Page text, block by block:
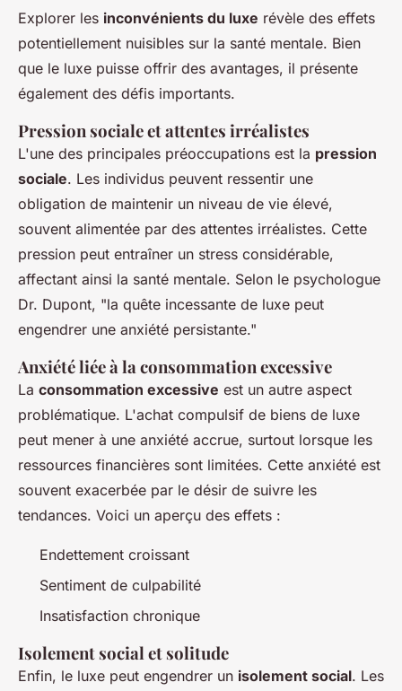
Explorer les inconvénients du luxe révèle des effets
potentiellement nuisibles sur la santé mentale. Bien
que le luxe puisse offrir des avantages, il présente
également des défis importants.
Pression sociale et attentes irréalistes
L'une des principales préoccupations est la pression
sociale. Les individus peuvent ressentir une
obligation de maintenir un niveau de vie élevé,
souvent alimentée par des attentes irréalistes. Cette
pression peut entraîner un stress considérable,
affectant ainsi la santé mentale. Selon le psychologue
Dr. Dupont, "la quête incessante de luxe peut
engendrer une anxiété persistante."
Anxiété liée à la consommation excessive
La consommation excessive est un autre aspect
problématique. L'achat compulsif de biens de luxe
peut mener à une anxiété accrue, surtout lorsque les
ressources financières sont limitées. Cette anxiété est
souvent exacerbée par le désir de suivre les
tendances. Voici un aperçu des effets :
Endettement croissant
Sentiment de culpabilité
Insatisfaction chronique
Isolement social et solitude
Enfin, le luxe peut engendrer un isolement social. Les